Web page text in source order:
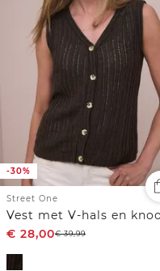
-30%
Street One
€ 28,00€39,99